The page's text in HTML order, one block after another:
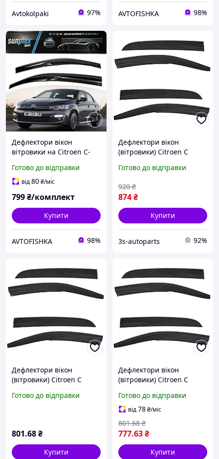
Avtokolpaki 97% AVTOFISHKA 98%
Дефлектори вікон
вітровики на Citroen C-
2013- (скотч) Sunplex
Готово до відправки
від80₴/міс
799₴/комплект
Купити
AVTOFISHKA 98%
Дефлектори вікон
(вітровики) Citroen C
SunPlex, седан, на скотчі
Готово до відправки
874₴
920 ₴
Купити
3s-autoparts 92%
Дефлектори вікон
(вітровики) Citroen C
SunPlex, седан, на скотчі
Готово до відправки
801.68₴
Купити
Дефлектори вікон
(вітровики) Citroen C
SunPlex, седан, на скотчі
Готово до відправки
від78₴/міс
777.63₴
801.68 ₴
Купити